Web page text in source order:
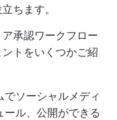
ちます。
承認ワークフロー
トをいくつかご紹
ソーシャルメディ
ール、公開ができる